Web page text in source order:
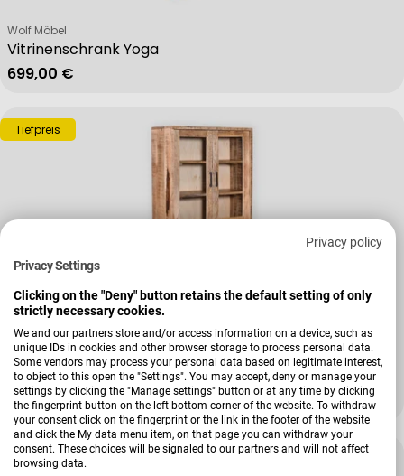
Privacy policy
Privacy Settings
Clicking on the "Deny" button retains the default setting of only
strictly necessary cookies.
We and our partners store and/or access information on a device, such as
unique IDs in cookies and other browser storage to process personal data.
Some vendors may process your personal data based on legitimate interest,
to object to this open the "Settings". You may accept, deny or manage your
settings by clicking the "Manage settings" button or at any time by clicking
the fingerprint button on the left bottom corner of the website. To withdraw
your consent click on the fingerprint or the link in the footer of the website
and click the My data menu item, on that page you can withdraw your
consent. These choices will be signaled to our partners and will not affect
browsing data.
Vitrinenschrank Yoga
Verkäufer:
Wolf Möbel
Regulärer Preis
699,00 €
Tiefpreis
Vitrinenschrank Valencia
Verkäufer:
Wolf Möbel
Regulärer Preis
799,00 €
-22 %